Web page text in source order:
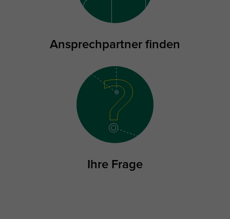
Ansprechpartner finden
Ihre Frage